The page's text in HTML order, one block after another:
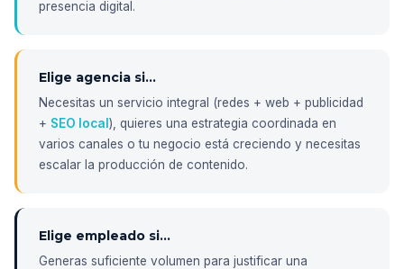
presencia digital.
Elige agencia si...
Necesitas un servicio integral (redes + web + publicidad
+ SEO local), quieres una estrategia coordinada en
varios canales o tu negocio está creciendo y necesitas
escalar la producción de contenido.
Elige empleado si...
Generas suficiente volumen para justificar una